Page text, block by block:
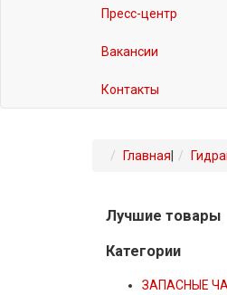
Пресс-центр
Вакансии
Контакты
Главная
Лучшие товары
Категории
ЗАПАСНЫЕ